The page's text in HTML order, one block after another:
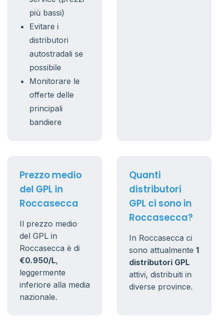
più bassi)
Evitare i
distributori
autostradali se
possibile
Monitorare le
offerte delle
principali
bandiere
Prezzo medio
del GPL in
Roccasecca
Il prezzo medio
del GPL in
Roccasecca è di
€0.950/L,
leggermente
inferiore alla media
nazionale.
Quanti
distributori
GPL ci sono in
Roccasecca?
In Roccasecca ci
sono attualmente 1
distributori GPL
attivi, distribuiti in
diverse province.